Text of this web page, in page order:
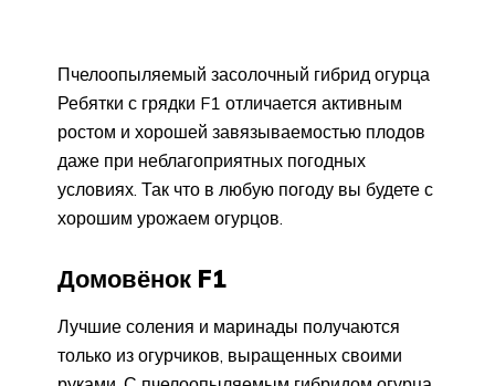
Пчелоопыляемый засолочный гибрид огурца
Ребятки с грядки F1 отличается активным
ростом и хорошей завязываемостью плодов
даже при неблагоприятных погодных
условиях. Так что в любую погоду вы будете с
хорошим урожаем огурцов.
Домовёнок F1
Лучшие соления и маринады получаются
только из огурчиков, выращенных своими